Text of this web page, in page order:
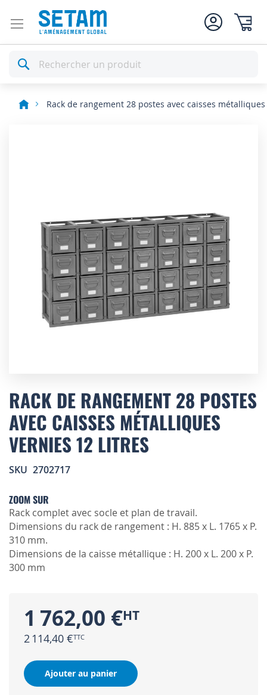
Rechercher
Rack de rangement 28 postes avec caisses
to
the
beginning
of
the
images
RACK DE RANGEMENT 28 POSTES
AVEC CAISSES MÉTALLIQUES
VERNIES 12 LITRES
SKU 2702717
ZOOM SUR
Rack complet avec socle et plan de travail.
Dimensions du rack de rangement : H. 885 x L. 1765 x P.
310 mm.
Dimensions de la caisse métallique : H. 200 x L. 200 x P.
300 mm
1 762,00 €
2 114,40 €
Ajouter au panier